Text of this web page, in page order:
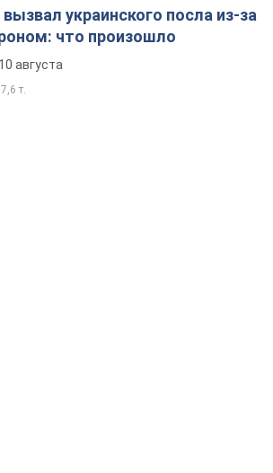
украинского посла из-за
что произошло
августа
7,6 т.